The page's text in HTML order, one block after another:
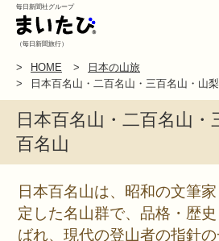
毎日新聞社グループ
（毎日新聞旅行）
HOME
日本の山旅
日本百名山・二百名山・三百名山・山
日本百名山・二百名山・
百名山
日本百名山は、昭和の文筆
定した名山群で、品格・歴
ばれ、現代の登山者の指針